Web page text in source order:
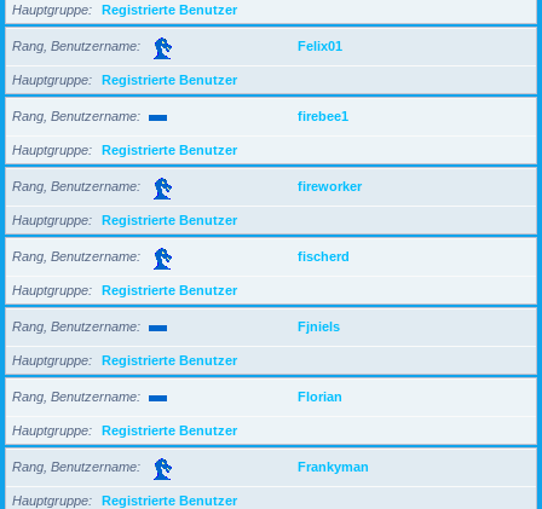
Hauptgruppe Registrierte Benutzer
Rang, Benutzername Felix01
Hauptgruppe Registrierte Benutzer
Rang, Benutzername firebee1
Hauptgruppe Registrierte Benutzer
Rang, Benutzername fireworker
Hauptgruppe Registrierte Benutzer
Rang, Benutzername fischerd
Hauptgruppe Registrierte Benutzer
Rang, Benutzername Fjniels
Hauptgruppe Registrierte Benutzer
Rang, Benutzername Florian
Hauptgruppe Registrierte Benutzer
Rang, Benutzername Frankyman
Hauptgruppe Registrierte Benutzer